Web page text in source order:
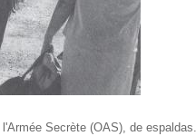
Secrète (OAS), de espaldas.